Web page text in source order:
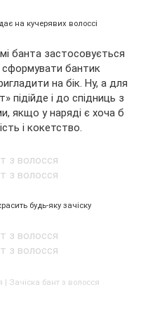
на кучерявих волоссі
банта застосовується
бантик
на бік. Ну, а для
підійде і до спідниць з
якщо у наряді є хоча б
і кокетство.
будь-яку зачіску